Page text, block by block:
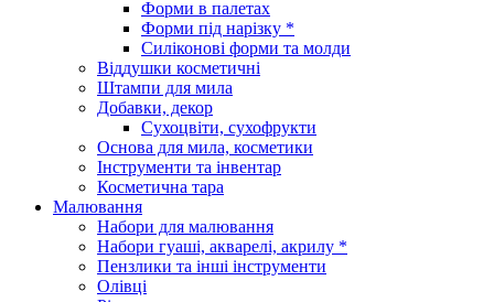
Форми в палетах
Форми під нарізку *
Силіконові форми та молди
Віддушки косметичні
Штампи для мила
Добавки, декор
Сухоцвіти, сухофрукти
Основа для мила, косметики
Інструменти та інвентар
Косметична тара
Малювання
Набори для малювання
Набори гуаші, акварелі, акрилу *
Пензлики та інші інструменти
Олівці